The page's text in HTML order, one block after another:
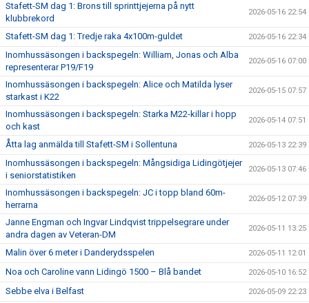
Stafett-SM dag 1: Brons till sprinttjejerna på nytt
klubbrekord
2026-05-16 22:54
Stafett-SM dag 1: Tredje raka 4x100m-guldet 2026-05-16 22:34
Inomhussäsongen i backspegeln: William, Jonas och Alba
representerar P19/F19
2026-05-16 07:00
Inomhussäsongen i backspegeln: Alice och Matilda lyser
starkast i K22
2026-05-15 07:57
Inomhussäsongen i backspegeln: Starka M22-killar i hopp
och kast
2026-05-14 07:51
Åtta lag anmälda till Stafett-SM i Sollentuna 2026-05-13 22:39
Inomhussäsongen i backspegeln: Mångsidiga Lidingötjejer
i seniorstatistiken
2026-05-13 07:46
Inomhussäsongen i backspegeln: JC i topp bland 60m-
herrarna
2026-05-12 07:39
Janne Engman och Ingvar Lindqvist trippelsegrare under
andra dagen av Veteran-DM
2026-05-11 13:25
Malin över 6 meter i Danderydsspelen 2026-05-11 12:01
Noa och Caroline vann Lidingö 1500 – Blå bandet 2026-05-10 16:52
Sebbe elva i Belfast 2026-05-09 22:23